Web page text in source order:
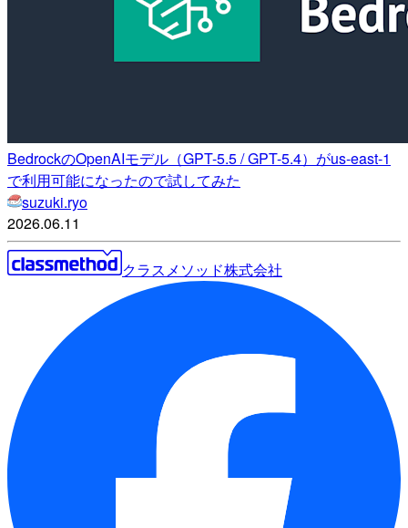
BedrockのOpenAIモデル（GPT-5.5 / GPT-5.4）がus-east-1
で利用可能になったので試してみた
suzuki.ryo
2026.06.11
クラスメソッド株式会社